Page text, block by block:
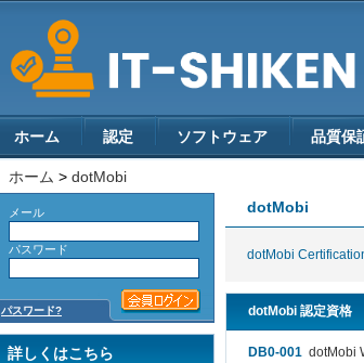
ホーム 認定 ソフトウェア 品質保
ホーム > dotMobi
メール
パスワード
パスワード?
詳しくはこちら
dotMobi
dotMobi
dotMobi 認定資格
DB0-001 dotMobi